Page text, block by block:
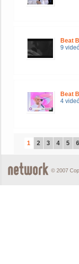
Beat
9
Beat
4
1 2 3 4 5 6
© 2007